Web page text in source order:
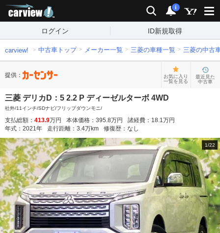
検索 通知
i
ログイン ID新規取得
carview! 中古車トップ メーカー一覧 三菱の車種一覧 三菱の中古
提供：
お気に入り
一覧を見る
最近見た
中古車
三菱 デリカD：5 2.2 P ディーゼルターボ 4WD
社外/11インチ/SDナビ/フリップダウンモニ/
支払総額： 413.9万円 本体価格： 395.8万円 諸経費： 18.1万円
年式： 2021年 走行距離： 3.4万km 修復歴： なし
1/22